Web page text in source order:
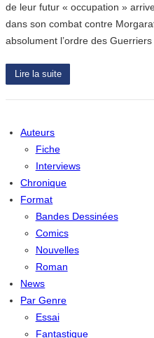
de leur futur « occupation »
dans son combat contre
absolument l’ordre des
Lire la suite
Auteurs
Fiche
Interviews
Chronique
Format
Bandes Dessinées
Comics
Nouvelles
Roman
News
Par Genre
Essai
Fantastique